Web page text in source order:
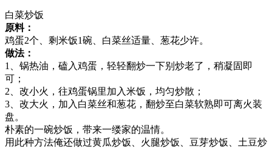
白菜炒饭
原料：
鸡蛋2个、剩米饭1碗、白菜丝适量、葱花少许。
做法：
1、锅热油，磕入鸡蛋，轻轻翻炒一下别炒老了，稍凝固即
可；
2、改小火，往鸡蛋锅里加入米饭，均匀炒散；
3、改大火，加入白菜丝和葱花，翻炒至白菜软熟即可离火装
盘。
朴素的一碗炒饭，带来一缕家的温情。
用此种方法俺还做过黄瓜炒饭、火腿炒饭、豆芽炒饭、土豆炒